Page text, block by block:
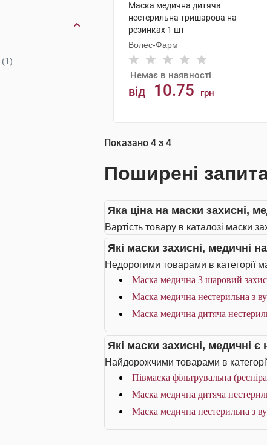
(1)
Маска медична дитяча
нестерильна тришарова на
резинках 1 шт
Волес-Фарм
Немає в наявності
від 10.75 грн
Показано 4 з 4
Поширені
Яка ціна на маски захисні,
Вартість товару в каталозі маски
Які маски захисні, медичні
Недорогими товарами в категорії
Маска медична 3 шаровий
Маска медична нестерильна з
Маска медична дитяча
Які маски захисні, медичні
Найдорожчими товарами в
Півмаска фільтрувальна
Маска медична дитяча
Маска медична нестерильна з